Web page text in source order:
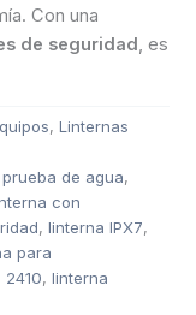
Con una
de seguridad, es
,Linternas
de agua,
con
,linterna IPX7,
para
2410,linterna